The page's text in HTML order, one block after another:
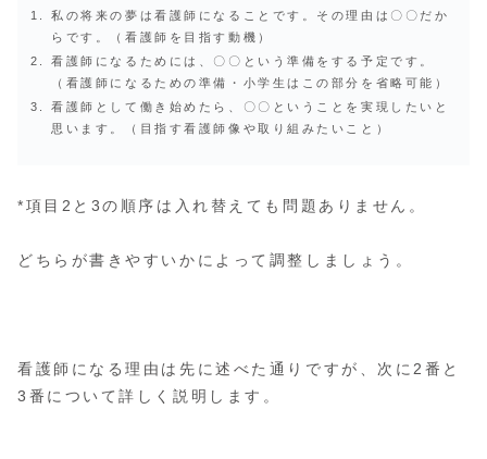
私の将来の夢は看護師になることです。その理由は〇〇だか
らです。（看護師を目指す動機）
看護師になるためには、〇〇という準備をする予定です。
（看護師になるための準備・小学生はこの部分を省略可能）
看護師として働き始めたら、〇〇ということを実現したいと
思います。（目指す看護師像や取り組みたいこと）
*項目2と3の順序は入れ替えても問題ありません。
どちらが書きやすいかによって調整しましょう。
看護師になる理由は先に述べた通りですが、次に2番と
3番について詳しく説明します。